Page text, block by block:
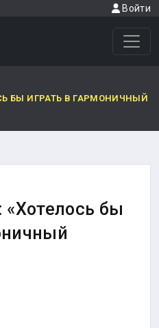
Войти
БЫ ИГРАТЬ В ГАРМОНИЧНЫЙ
«Хотелось бы